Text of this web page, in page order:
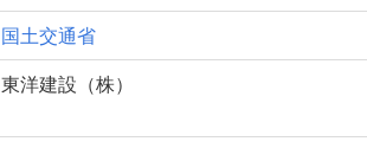
国土交通省
東洋建設（株）